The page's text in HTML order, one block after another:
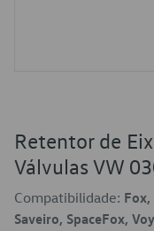
Retentor de
Válvulas VW
Compatibilidade:
Saveiro, SpaceFox,